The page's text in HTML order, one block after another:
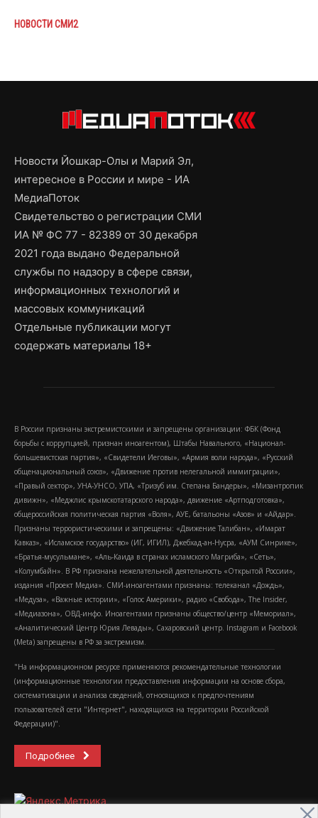
НОВОСТИ СМИ2
Новости Йошкар-Олы и Марий Эл,
интересное в России и мире - ИА
МедиаПоток
Свидетельство о регистрации СМИ
ИА № ФС 77 - 82389 от 30 декабря
2021 года выдано Федеральной
службы по надзору в сфере связи,
информационных технологий и
массовых коммуникаций
Отдельные публикации могут
содержать материалы 18+
В России признаны экстремистскими и запрещены организации: ФБК (Фонд
борьбы с коррупцией, признан иноагентом), Штабы Навального, «Национал-
большевистская партия», «Свидетели Иеговы», «Армия воли народа», «Русский
общенациональный союз», «Движение против нелегальной иммиграции»,
«Правый сектор», УНА-УНСО, УПА, «Тризуб им. Степана Бандеры», «Мизантропик
дивижн», «Меджлис крымскотатарского народа», движение «Артподготовка»,
общероссийская политическая партия «Воля», АУЕ, батальоны «Азов» и «Айдар».
Признаны террористическими и запрещены: «Движение Талибан», «Имарат
Кавказ», «Исламское государство» (ИГ, ИГИЛ), Джебхад-ан-Нусра, «АУМ Синрике»,
«Братья-мусульмане», «Аль-Каида в странах исламского Магриба», «Сеть»,
«Колумбайн». В РФ признана нежелательной деятельность «Открытой России»,
издания «Проект Медиа». СМИ-иноагентами признаны: телеканал «Дождь»,
«Медуза», «Важные истории», «Голос Америки», радио «Свобода», The Insider,
«Медиазона», ОВД-инфо. Иноагентами признаны общество/центр «Мемориал»,
«Аналитический Центр Юрия Левады», Сахаровский центр. Instagram и Facebook
(Metа) запрещены в РФ за экстремизм.
"На информационном ресурсе применяются рекомендательные технологии
(информационные технологии предоставления информации на основе сбора,
систематизации и анализа сведений, относящихся к предпочтениям
пользователей сети "Интернет", находящихся на территории Российской
Федерации)".
Подробнее